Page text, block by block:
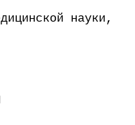
науки,